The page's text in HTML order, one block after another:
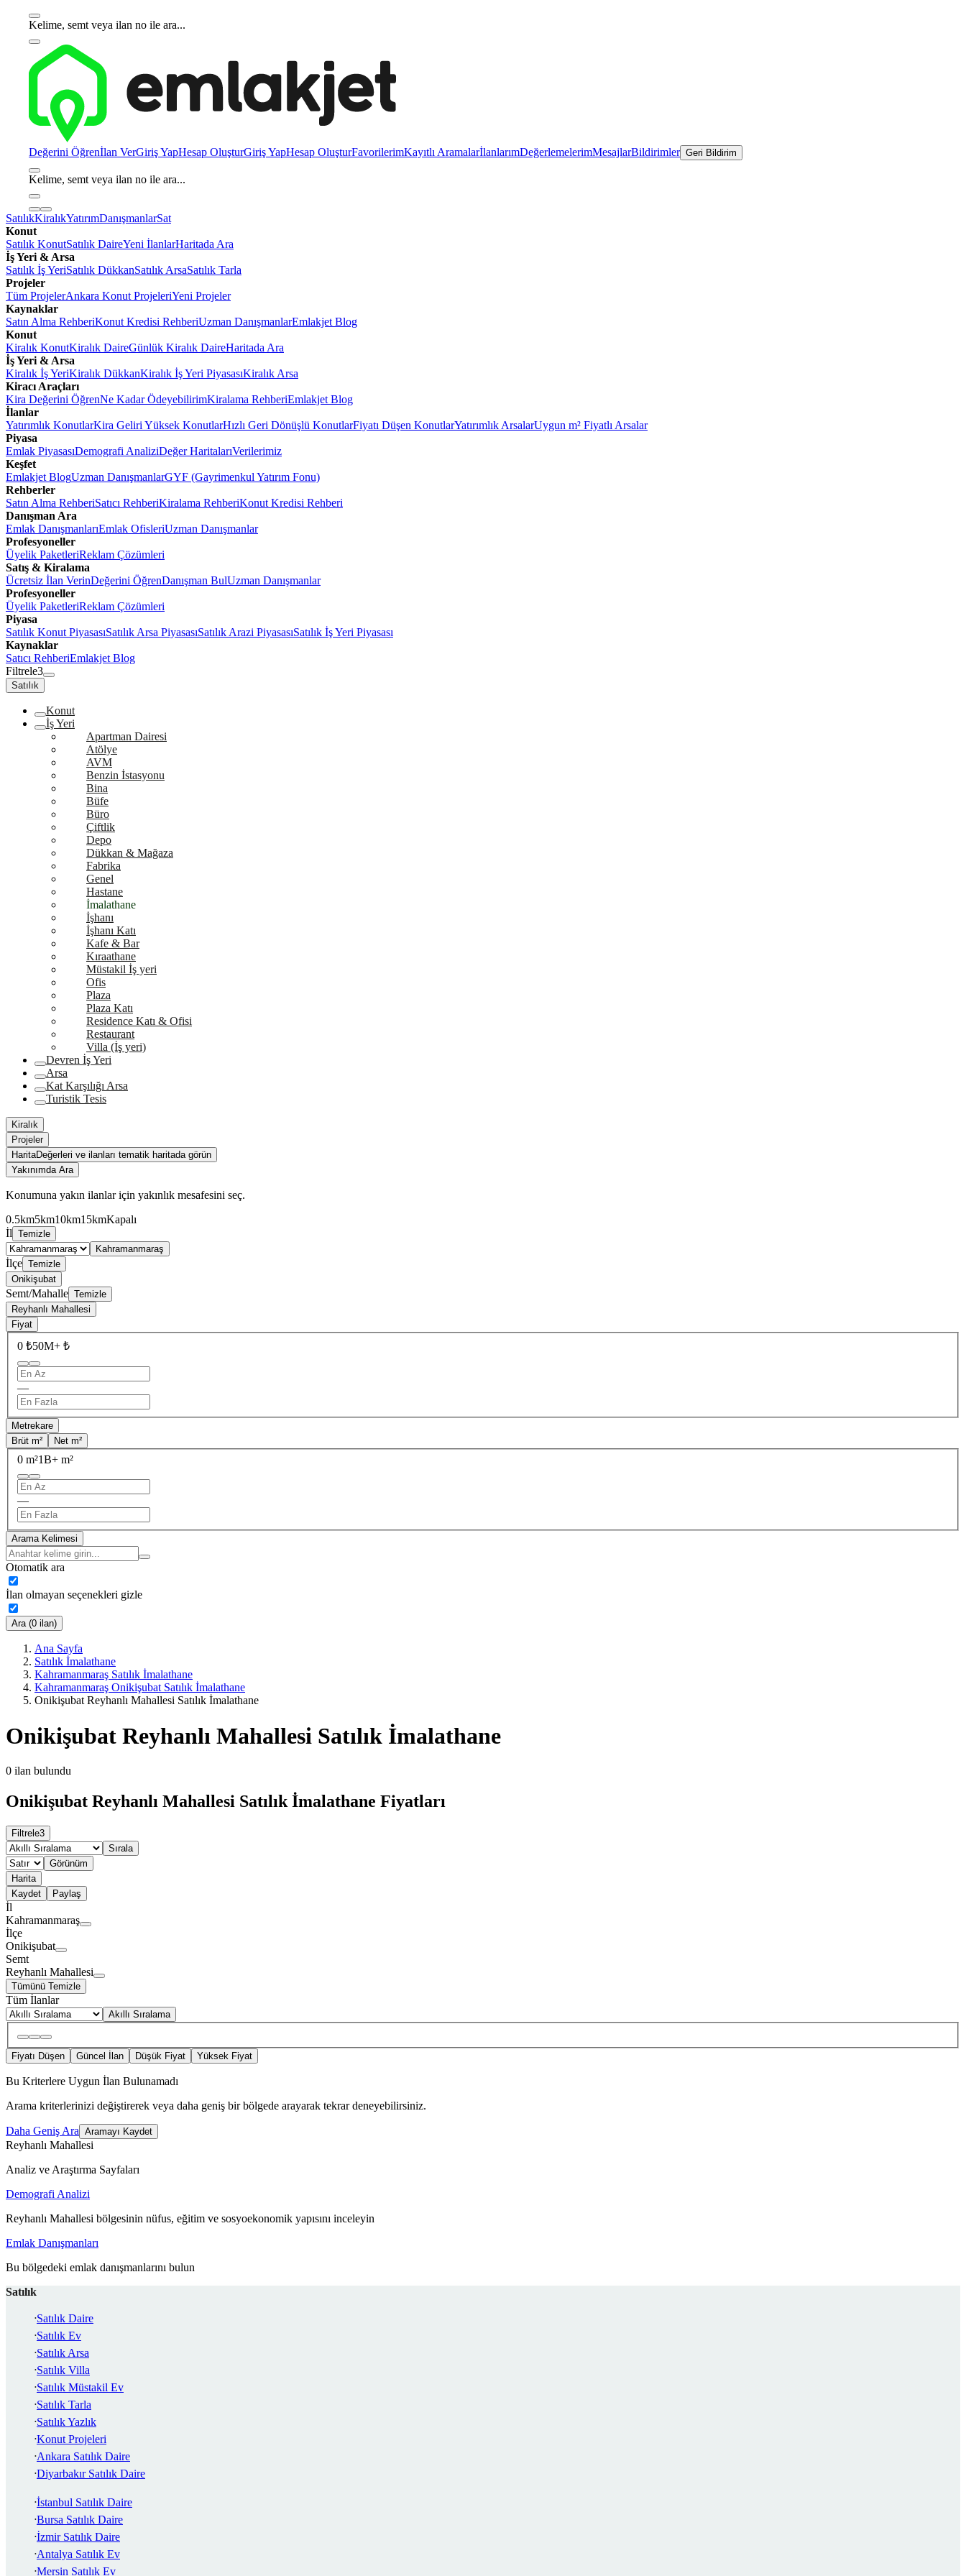
Kelime, semt veya ilan no ile ara...
Değerini Öğrenİlan VerGiriş YapHesap OluşturGiriş YapHesap OluşturFavorilerimKayıtlı AramalarİlanlarımDeğerlemelerimMesajlarBildirimler Geri Bildirim
Kelime, semt veya ilan no ile ara...
SatılıkKiralıkYatırımDanışmanlarSat
Konut
Satılık KonutSatılık DaireYeni İlanlarHaritada Ara
İş Yeri & Arsa
Satılık İş YeriSatılık DükkanSatılık ArsaSatılık Tarla
Projeler
Tüm ProjelerAnkara Konut ProjeleriYeni Projeler
Kaynaklar
Satın Alma RehberiKonut Kredisi RehberiUzman DanışmanlarEmlakjet Blog
Konut
Kiralık KonutKiralık DaireGünlük Kiralık DaireHaritada Ara
İş Yeri & Arsa
Kiralık İş YeriKiralık DükkanKiralık İş Yeri PiyasasıKiralık Arsa
Kiracı Araçları
Kira Değerini ÖğrenNe Kadar ÖdeyebilirimKiralama RehberiEmlakjet Blog
İlanlar
Yatırımlık KonutlarKira Geliri Yüksek KonutlarHızlı Geri Dönüşlü KonutlarFiyatı Düşen KonutlarYatırımlık ArsalarUygun m² Fiyatlı Arsalar
Piyasa
Emlak PiyasasıDemografi AnaliziDeğer HaritalarıVerilerimiz
Keşfet
Emlakjet BlogUzman DanışmanlarGYF (Gayrimenkul Yatırım Fonu)
Rehberler
Satın Alma RehberiSatıcı RehberiKiralama RehberiKonut Kredisi Rehberi
Danışman Ara
Emlak DanışmanlarıEmlak OfisleriUzman Danışmanlar
Profesyoneller
Üyelik PaketleriReklam Çözümleri
Satış & Kiralama
Ücretsiz İlan VerinDeğerini ÖğrenDanışman BulUzman Danışmanlar
Profesyoneller
Üyelik PaketleriReklam Çözümleri
Piyasa
Satılık Konut PiyasasıSatılık Arsa PiyasasıSatılık Arazi PiyasasıSatılık İş Yeri Piyasası
Kaynaklar
Satıcı RehberiEmlakjet Blog
Filtrele3
Satılık
Konut
İş Yeri
Apartman Dairesi
Atölye
AVM
Benzin İstasyonu
Bina
Büfe
Büro
Çiftlik
Depo
Dükkan & Mağaza
Fabrika
Genel
Hastane
İmalathane
İşhanı
İşhanı Katı
Kafe & Bar
Kıraathane
Müstakil İş yeri
Ofis
Plaza
Plaza Katı
Residence Katı & Ofisi
Restaurant
Villa (İş yeri)
Devren İş Yeri
Arsa
Kat Karşılığı Arsa
Turistik Tesis
Kiralık
Projeler
HaritaDeğerleri ve ilanları tematik haritada görün
Yakınımda Ara
Konumuna yakın ilanlar için yakınlık mesafesini seç.
0.5km5km10km15kmKapalı
İl Temizle
Kahramanmaraş
İlçe Temizle
Onikişubat
Semt/Mahalle Temizle
Reyhanlı Mahallesi
Fiyat
0 ₺50M+ ₺
—
Metrekare
Brüt m²
Net m²
0 m²1B+ m²
—
Arama Kelimesi
Otomatik ara
İlan olmayan seçenekleri gizle
Ara (0 ilan)
Ana Sayfa
Satılık İmalathane
Kahramanmaraş Satılık İmalathane
Kahramanmaraş Onikişubat Satılık İmalathane
Onikişubat Reyhanlı Mahallesi Satılık İmalathane
Onikişubat Reyhanlı Mahallesi Satılık İmalathane
0 ilan bulundu
Onikişubat Reyhanlı Mahallesi Satılık İmalathane Fiyatları
Filtrele3
Sırala
Görünüm
Harita
Kaydet
Paylaş
İl
Kahramanmaraş
İlçe
Onikişubat
Semt
Reyhanlı Mahallesi
Tümünü Temizle
Tüm İlanlar
Akıllı Sıralama
Fiyatı Düşen Güncel İlan Düşük Fiyat Yüksek Fiyat
Bu Kriterlere Uygun İlan Bulunamadı
Arama kriterlerinizi değiştirerek veya daha geniş bir bölgede arayarak tekrar deneyebilirsiniz.
Daha Geniş Ara Aramayı Kaydet
Reyhanlı Mahallesi
Analiz ve Araştırma Sayfaları
Demografi Analizi
Reyhanlı Mahallesi bölgesinin nüfus, eğitim ve sosyoekonomik yapısını inceleyin
Emlak Danışmanları
Bu bölgedeki emlak danışmanlarını bulun
Satılık
Satılık Daire
Satılık Ev
Satılık Arsa
Satılık Villa
Satılık Müstakil Ev
Satılık Tarla
Satılık Yazlık
Konut Projeleri
Ankara Satılık Daire
Diyarbakır Satılık Daire
İstanbul Satılık Daire
Bursa Satılık Daire
İzmir Satılık Daire
Antalya Satılık Ev
Mersin Satılık Ev